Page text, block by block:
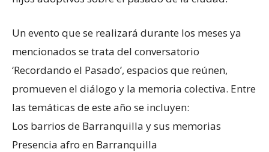
Un evento que se realizará durante los meses ya
mencionados se trata del conversatorio
‘Recordando el Pasado’, espacios que reúnen,
promueven el diálogo y la memoria colectiva. Entre
las temáticas de este año se incluyen:
Los barrios de Barranquilla y sus memorias
Presencia afro en Barranquilla